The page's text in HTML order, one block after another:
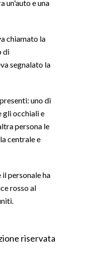
un'auto e una
chiamato la
di
segnalato la
uno di
gli occhiali e
persona le
centrale e
personale ha
rosso al
riservata